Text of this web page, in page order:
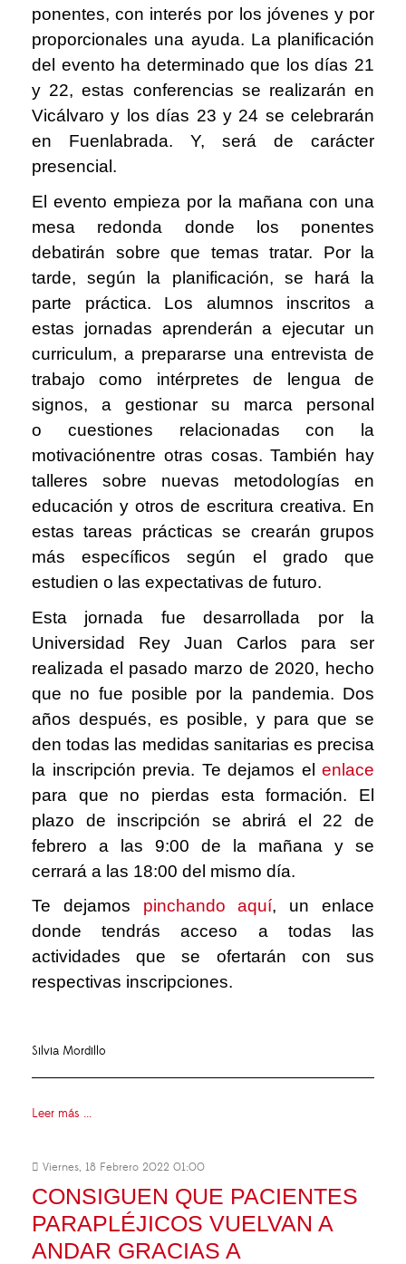
ponentes, con interés por los jóvenes y por
proporcionales una ayuda. La planificación
del evento ha determinado que los días 21
y 22, estas conferencias se realizarán en
Vicálvaro y los días 23 y 24 se celebrarán
en Fuenlabrada. Y, será de carácter
presencial.
El evento empieza por la mañana con una
mesa redonda donde los ponentes
debatirán sobre que temas tratar. Por la
tarde, según la planificación, se hará la
parte práctica. Los alumnos inscritos a
estas jornadas aprenderán a ejecutar un
curriculum, a prepararse una entrevista de
trabajo como intérpretes de lengua de
signos, a gestionar su marca personal
o cuestiones relacionadas con la
motivaciónentre otras cosas. También hay
talleres sobre nuevas metodologías en
educación y otros de escritura creativa. En
estas tareas prácticas se crearán grupos
más específicos según el grado que
estudien o las expectativas de futuro.
Esta jornada fue desarrollada por la
Universidad Rey Juan Carlos para ser
realizada el pasado marzo de 2020, hecho
que no fue posible por la pandemia. Dos
años después, es posible, y para que se
den todas las medidas sanitarias es precisa
la inscripción previa. Te dejamos el enlace
para que no pierdas esta formación. El
plazo de inscripción se abrirá el 22 de
febrero a las 9:00 de la mañana y se
cerrará a las 18:00 del mismo día.
Te dejamos pinchando aquí, un enlace
donde tendrás acceso a todas las
actividades que se ofertarán con sus
respectivas inscripciones.
Silvia Mordillo
Leer más ...
Viernes, 18 Febrero 2022 01:00
CONSIGUEN QUE PACIENTES
PARAPLÉJICOS VUELVAN A
ANDAR GRACIAS A